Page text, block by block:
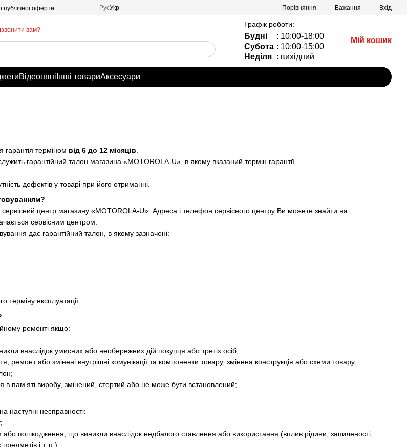
публічної оферти РусУкр Порівняння Бажання Вхід
вам?
Графік роботи:
Будні
: 10:00-18:00
Субота : 10:00-15:00
Неділя : вихідний
Мій кошик
Відеоняні Інші товариАксесуари
гарантія терміном від 6 до 12 місяців
гарантійний талон магазина «MOTOROLA-U», в якому вказаний термін гарантії.
дефектів у товарі при його отриманні.
центр магазину «MOTOROLA-U». Адреса і телефон сервісного центру Ви можете знайти на
сервісним центром.
дає гарантійний талон, в якому зазначені:
терміну експлуатації.
ремонті якщо:
внаслідок умисних або необережних дій покупця або третіх осіб;
ремонт або змінені внутрішні комунікації та компоненти товару, змінена конструкція або схеми товару;
пам'яті виробу, змінений, стертий або не може бути встановлений;
наступні несправності:
або пошкодження, що виникли внаслідок недбалого ставлення або використання (вплив рідини, запиленості,
і т. п.);